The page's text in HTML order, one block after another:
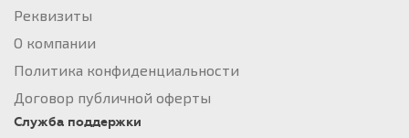
Реквизиты
О компании
Политика конфиденциальности
Договор публичной оферты
Служба поддержки